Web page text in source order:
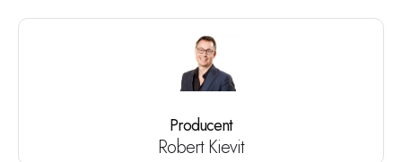
Producent
Robert Kievit